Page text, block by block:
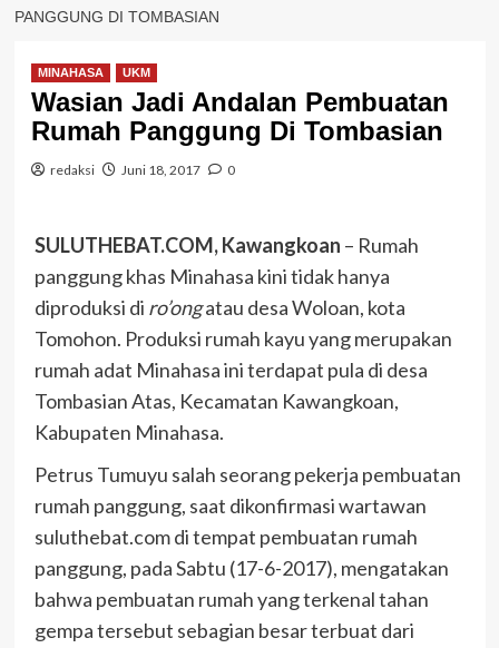
PANGGUNG DI TOMBASIAN
MINAHASA UKM
Wasian Jadi Andalan Pembuatan
Rumah Panggung Di Tombasian
redaksi Juni 18, 2017 0
SULUTHEBAT.COM, Kawangkoan – Rumah
panggung khas Minahasa kini tidak hanya
diproduksi di ro’ongatau desa Woloan, kota
Tomohon. Produksi rumah kayu yang merupakan
rumah adat Minahasa ini terdapat pula di desa
Tombasian Atas, Kecamatan Kawangkoan,
Kabupaten Minahasa.
Petrus Tumuyu salah seorang pekerja pembuatan
rumah panggung, saat dikonfirmasi wartawan
suluthebat.com di tempat pembuatan rumah
panggung, pada Sabtu (17-6-2017), mengatakan
bahwa pembuatan rumah yang terkenal tahan
gempa tersebut sebagian besar terbuat dari